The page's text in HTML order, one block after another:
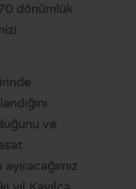
dönümlük
ve